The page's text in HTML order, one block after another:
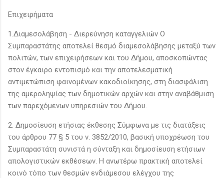
Επιχειρήματα
1.Διαμεσολάβηση - Διερεύνηση καταγγελιών Ο
Συμπαραστάτης αποτελεί θεσμό διαμεσολάβησης μεταξύ των
πολιτών, των επιχειρήσεων και του Δήμου, αποσκοπώντας
στον έγκαιρο εντοπισμό και την αποτελεσματική
αντιμετώπιση φαινομένων κακοδιοίκησης, στη διασφάλιση
της αμεροληψίας των δημοτικών αρχών και στην αναβάθμιση
των παρεχόμενων υπηρεσιών του Δήμου.
2. Δημοσίευση ετήσιας έκθεσης Σύμφωνα με τις διατάξεις
του άρθρου 77 § 5 του ν. 3852/2010, βασική υποχρέωση του
Συμπαραστάτη συνιστά η σύνταξη και δημοσίευση ετήσιων
απολογιστικών εκθέσεων. Η ανωτέρω πρακτική αποτελεί
κοινό τόπο των θεσμών ενδιάμεσου ελέγχου της